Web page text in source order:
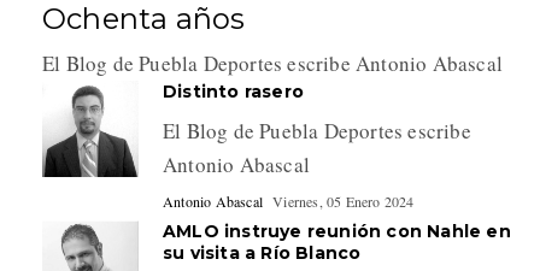
Ochenta años
El Blog de Puebla Deportes escribe Antonio Abascal
Distinto rasero
El Blog de Puebla Deportes escribe
Antonio Abascal
Antonio Abascal Viernes, 05 Enero 2024
AMLO instruye reunión con Nahle en
su visita a Río Blanco